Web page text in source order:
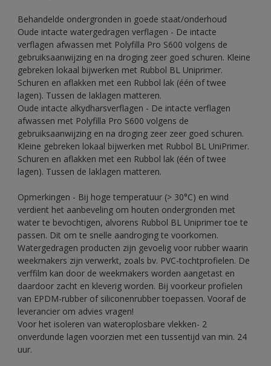
Behandelde ondergronden in goede staat/onderhoud
Oude intacte watergedragen verflagen - De intacte
verflagen afwassen met Polyfilla Pro S600 volgens de
gebruiksaanwijzing en na droging zeer goed schuren. Kleine
gebreken lokaal bijwerken met Rubbol BL Uniprimer.
Schuren en aflakken met een Rubbol lak (één of twee
lagen). Tussen de laklagen matteren.
Oude intacte alkydharsverflagen - De intacte verflagen
afwassen met Polyfilla Pro S600 volgens de
gebruiksaanwijzing en na droging zeer zeer goed schuren.
Kleine gebreken lokaal bijwerken met Rubbol BL UniPrimer.
Schuren en aflakken met een Rubbol lak (één of twee
lagen). Tussen de laklagen matteren.
Opmerkingen - Bij hoge temperatuur (> 30°C) en wind
verdient het aanbeveling om houten ondergronden met
water te bevochtigen, alvorens Rubbol BL Uniprimer toe te
passen. Dit om te snelle aandroging te voorkomen.
Watergedragen producten zijn gevoelig voor rubber waarin
weekmakers zijn verwerkt, zoals bv. PVC-tochtprofielen. De
verffilm kan door de weekmakers worden aangetast en
daardoor zacht en kleverig worden. Bij voorkeur profielen
van EPDM-rubber of siliconenrubber toepassen. Vooraf de
leverancier om advies vragen!
Voor het isoleren van wateroplosbare vlekken- 2
onverdunde lagen voorzien met een tussentijd van min. 24
uur.